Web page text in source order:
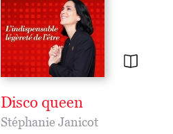
Disco queen
Stéphanie Janicot